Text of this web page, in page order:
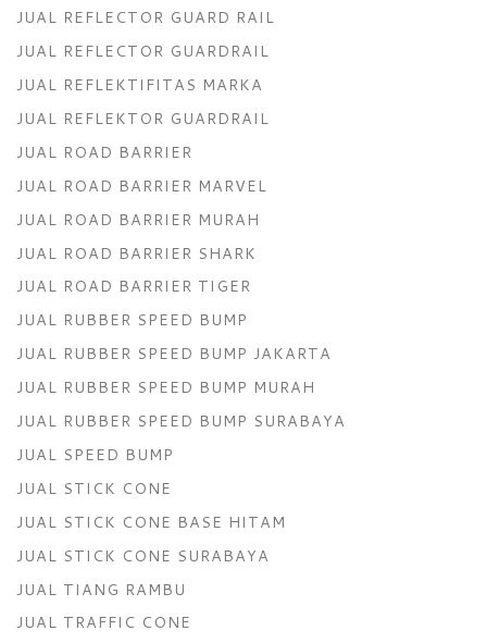
JUAL REFLECTOR GUARD RAIL
JUAL REFLECTOR GUARDRAIL
JUAL REFLEKTIFITAS MARKA
JUAL REFLEKTOR GUARDRAIL
JUAL ROAD BARRIER
JUAL ROAD BARRIER MARVEL
JUAL ROAD BARRIER MURAH
JUAL ROAD BARRIER SHARK
JUAL ROAD BARRIER TIGER
JUAL RUBBER SPEED BUMP
JUAL RUBBER SPEED BUMP JAKARTA
JUAL RUBBER SPEED BUMP MURAH
JUAL RUBBER SPEED BUMP SURABAYA
JUAL SPEED BUMP
JUAL STICK CONE
JUAL STICK CONE BASE HITAM
JUAL STICK CONE SURABAYA
JUAL TIANG RAMBU
JUAL TRAFFIC CONE